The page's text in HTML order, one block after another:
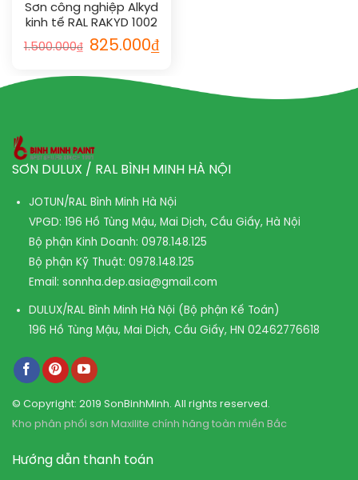
Sơn công nghiệp Alkyd
kinh tế RAL RAKYD 1002
1.500.000₫ 825.000₫
SƠN DULUX / RAL BÌNH MINH HÀ NỘI
JOTUN/RAL Bình Minh Hà Nội
VPGD: 196 Hồ Tùng Mậu, Mai Dịch, Cầu Giấy, Hà Nội
Bộ phận Kinh Doanh: 0978.148.125
Bộ phận Kỹ Thuật: 0978.148.125
Email: sonnha.dep.asia@gmail.com
DULUX/RAL Bình Minh Hà Nội (Bộ phận Kế Toán)
196 Hồ Tùng Mậu, Mai Dịch, Cầu Giấy, HN 02462776618
© Copyright: 2019 SonBinhMinh. All rights reserved.
Kho phân phối sơn Maxilite chính hãng toàn miền Bắc
Hướng dẫn thanh toán